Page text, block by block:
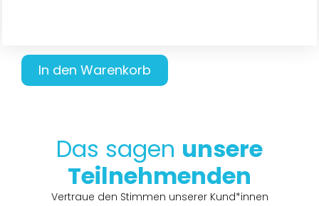
In den Warenkorb
Das sagen unsere
Teilnehmenden
Vertraue den Stimmen unserer Kund*innen